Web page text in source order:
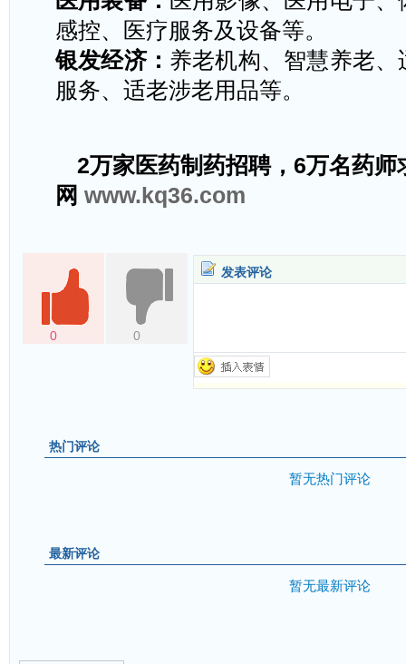
感控、医疗服务及设备等。
银发经济： 养老机构、智慧养老
服务、适老涉老用品等。
2万家医药制药招聘，6万名药
网 www.kq36.com
0 0
发表评论
热门评论
暂无热门评论
最新评论
暂无最新评论